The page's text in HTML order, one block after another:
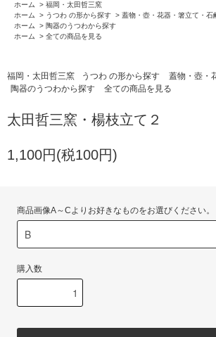
ホーム > 福岡・太田哲三窯
ホーム
> うつわ の形から探す > 蓋物・壺・花器・箸立て・石
ホーム
> 陶器のうつわから探す
ホーム
> 全ての商品を見る
福岡・太田哲三窯 うつわ の形から探す
蓋物・壺・
陶器のうつわから探す
全ての商品を見る
太田哲三窯・楊枝立て２
1,100円(税100円)
商品画像A～Cよりお好きなものをお選びください。
購入数